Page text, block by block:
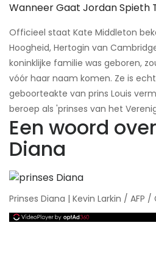
Wanneer Gaat Jordan Spieth
Officieel staat Kate Middleton
Hoogheid, Hertogin van
koninklijke familie was geboren,
vóór haar naam komen. Ze is
geboorteakte van prins Louis
beroep als 'prinses van het
Een woord
Diana
Prinses Diana | Kevin Larkin / AFP